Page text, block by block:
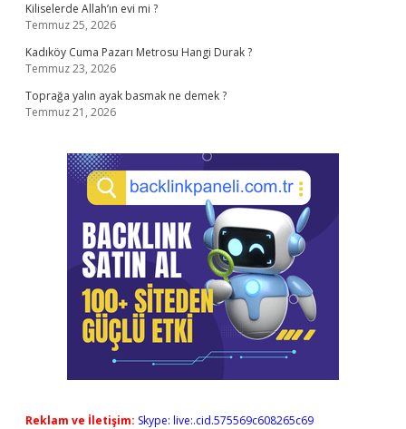
Kiliselerde Allah’ın evi mi ?
Temmuz 25, 2026
Kadıköy Cuma Pazarı Metrosu Hangi Durak ?
Temmuz 23, 2026
Toprağa yalın ayak basmak ne demek ?
Temmuz 21, 2026
Reklam ve İletişim: Skype: live:.cid.575569c608265c69